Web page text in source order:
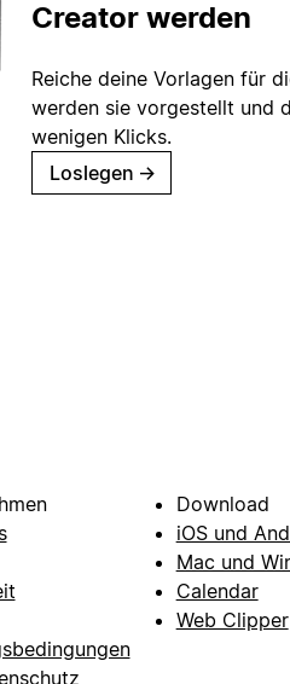
Creator werden
Reiche deine Vorlagen für
werden sie vorgestellt und
wenigen Klicks.
Loslegen →
Download
iOS und
Mac und
Calendar
Web Clipper